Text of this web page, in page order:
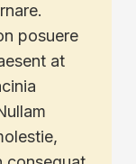
posuere
at